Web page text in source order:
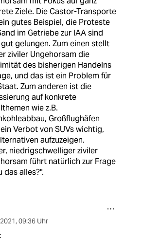
Ziele. Die Castor-Transporte
gutes Beispiel, die Proteste
im Getriebe zur IAA sind
gelungen. Zum einen stellt
ziviler Ungehorsam die
des bisherigen Handelns
und das ist ein Problem für
Zum anderen ist die
auf konkrete
wie z.B.
Großflughäfen
Verbot von SUVs wichtig,
aufzuzeigen.
niedrigschwelliger ziviler
führt natürlich zur Frage
das alles?".
, 09:36 Uhr